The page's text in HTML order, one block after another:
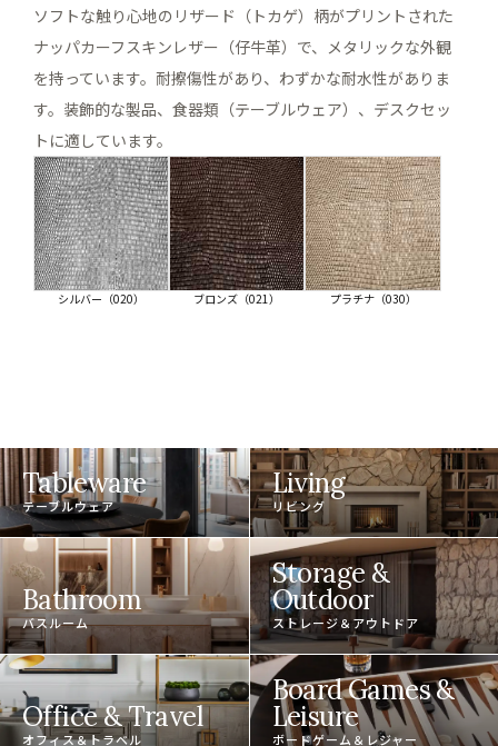
ソフトな触り心地のリザード（トカゲ）柄がプリントされた
ナッパカーフスキンレザー（仔牛革）で、メタリックな外観
を持っています。耐擦傷性があり、わずかな耐水性がありま
す。装飾的な製品、食器類（テーブルウェア）、デスクセッ
トに適しています。
シルバー（020） ブロンズ（021） プラチナ（030）
Tableware
テーブルウェア
Living
リビング
Bathroom
バスルーム
Storage &
Outdoor
ストレージ＆アウトドア
Office & Travel
オフィス＆トラベル
Board Games &
Leisure
ボードゲーム＆レジャー